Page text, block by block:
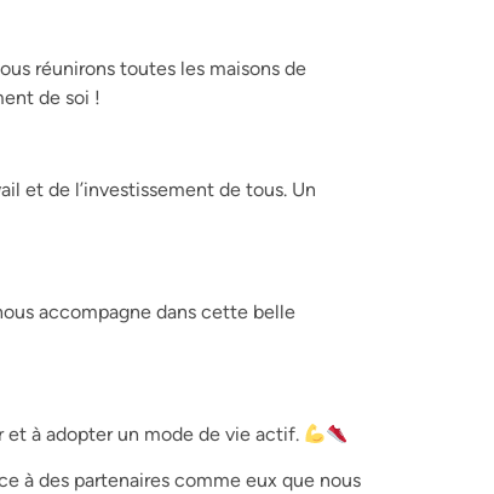
réunirons toutes les maisons de
de soi !
et de l’investissement de tous. Un
accompagne dans cette belle
et à adopter un mode de vie actif.
à des partenaires comme eux que nous